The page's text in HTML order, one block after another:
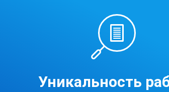
Уникальность